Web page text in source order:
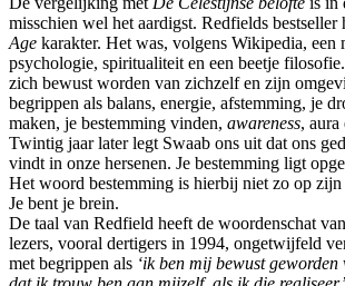
misschien wel het aardigst. Redfields bestseller
Age karakter. Het was, volgens Wikipedia, een
psychologie, spiritualiteit en een beetje
zich bewust worden van zichzelf en zijn
begrippen als balans, energie, afstemming, je
maken, je bestemming vinden, awareness, aura
Twintig jaar later legt Swaab ons uit dat ons
vindt in onze hersenen. Je bestemming ligt
Het woord bestemming is hierbij niet zo op zijn
Je bent je brein.
De taal van Redfield heeft de woordenschat
lezers, vooral dertigers in 1994, ongetwijfeld
met begrippen als ‘ik ben mij bewust